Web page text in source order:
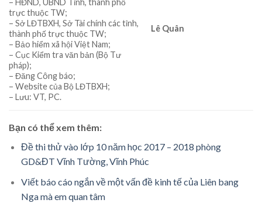
trực thuộc TW;
– Sở LĐTBXH, Sở Tài chính các tỉnh,
thành phố trực thuộc TW;
– Bảo hiểm xã hội Việt Nam;
– Cục Kiểm tra văn bản (Bộ Tư
pháp);
– Đăng Công báo;
– Website của Bộ LĐTBXH;
– Lưu: VT, PC.
Lê Quân
Bạn có thể xem thêm:
Đề thi thử vào lớp 10 năm học 2017 – 2018 phòng
GD&ĐT Vĩnh Tường, Vĩnh Phúc
Viết báo cáo ngắn về một vấn đề kinh tế của Liên bang
Nga mà em quan tâm